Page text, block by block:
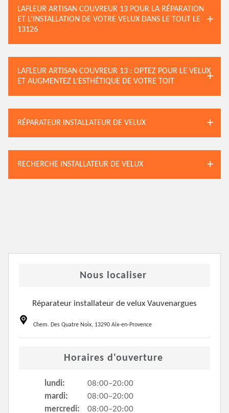
LAFLEUR ARTISAN COUVREUR 13 POUR LA RÉPARATION
ET L’INSTALLATION DE VOTRE VELUX DANS LE TOUT LE
13126
LAFLEUR ARTISAN COUVREUR 13 : OPTEZ POUR LE VELUX
ET AUGMENTEZ L’ESTHÉTIQUE DE VOTRE TOIT
RÉPARATEUR INSTALLATEUR DE VELUX
RECHERCHE INSTALLATEUR DE VELUX
Nous localiser
Réparateur installateur de velux Vauvenargues
Chem. Des Quatre Noix, 13290 Aix-en-Provence
Horaires d'ouverture
lundi:
08:00–20:00
mardi:
08:00–20:00
mercredi:
08:00–20:00